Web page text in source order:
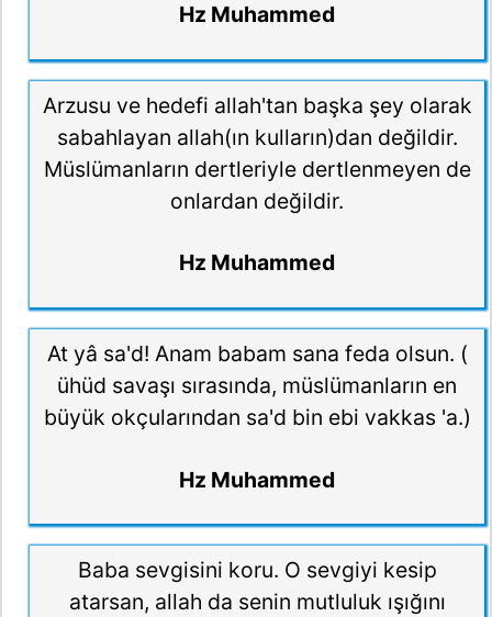
Hz Muhammed
Arzusu ve hedefi allah'tan başka şey olarak
sabahlayan allah(ın kulların)dan değildir.
Müslümanların dertleriyle dertlenmeyen de
onlardan değildir.
Hz Muhammed
At yâ sa'd! Anam babam sana feda olsun. (
ühüd savaşı sırasında, müslümanların en
büyük okçularından sa'd bin ebi vakkas 'a.)
Hz Muhammed
Baba sevgisini koru. O sevgiyi kesip
atarsan, allah da senin mutluluk ışığını